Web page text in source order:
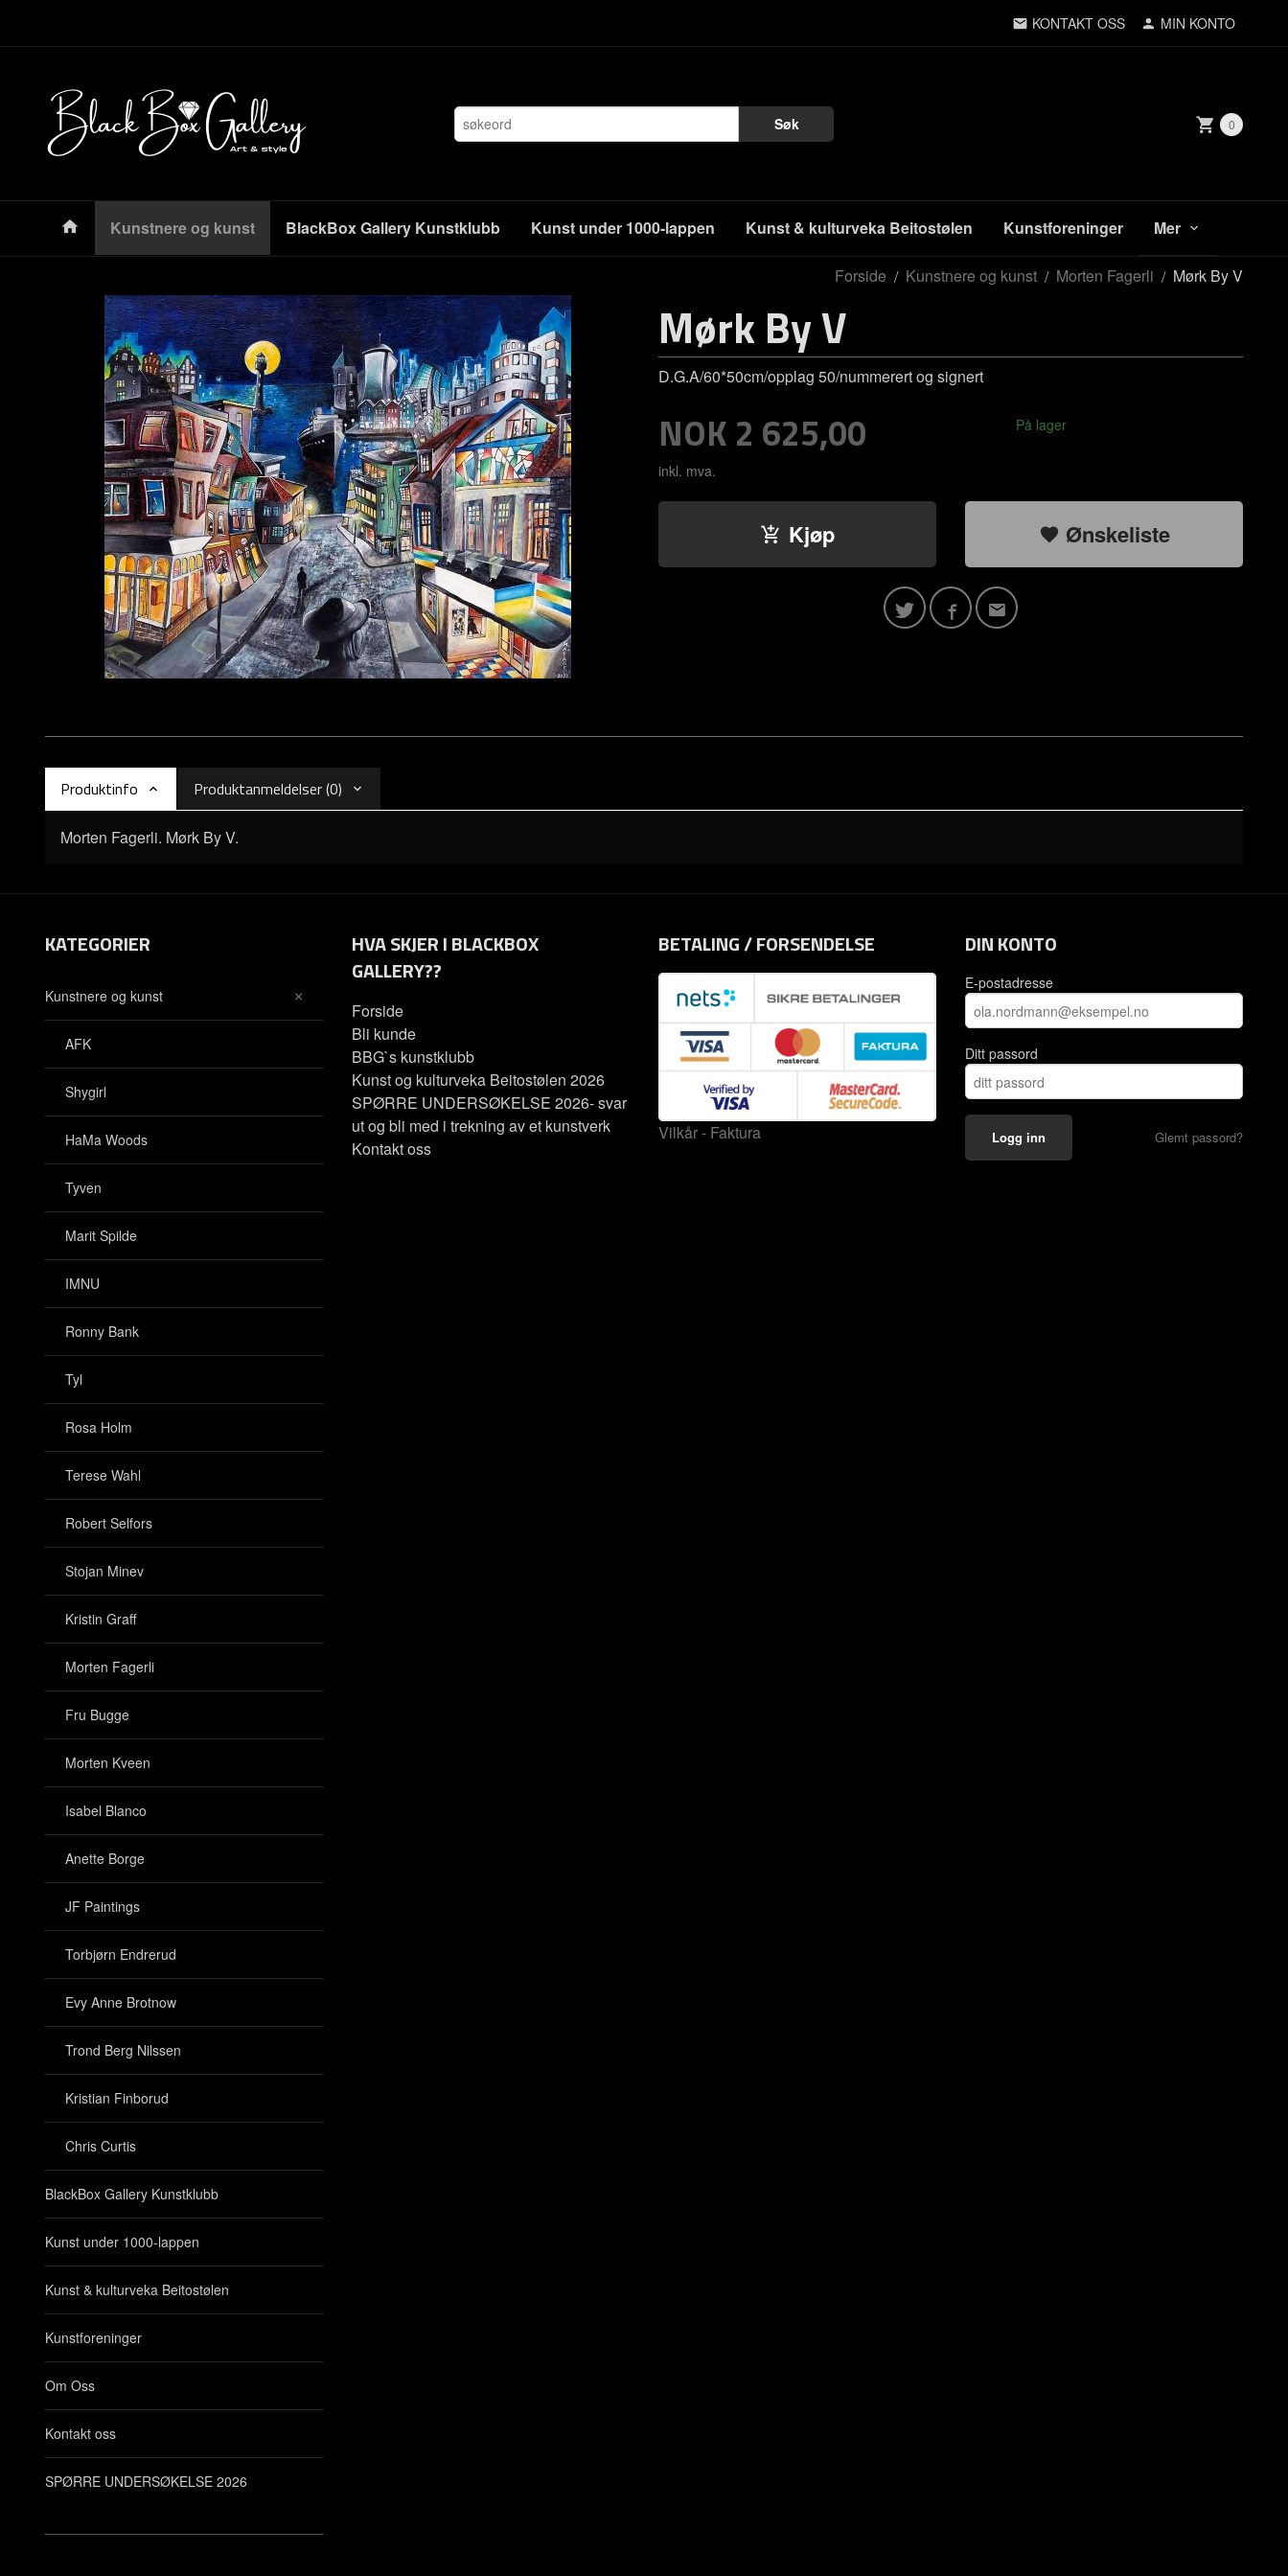
KONTAKT OSS MIN KONTO
Søk 0
Produkter
Kunstnere og kunst BlackBox Gallery Kunstklubb Kunst under 1000-lappen Kunst & kulturveka Beitostølen Kunstforeninger Mer
Forside Kunstnere og kunst Morten Fagerli Mørk By V
Mørk By V
D.G.A/60*50cm/opplag 50/nummerert og signert
Pris
NOK 2 625,00
inkl. mva.
På lager
Kjøp Ønskeliste
Produktinfo Produktanmeldelser (0)
Morten Fagerli. Mørk By V.
KATEGORIER
Kunstnere og kunst
AFK
Shygirl
HaMa Woods
Tyven
Marit Spilde
IMNU
Ronny Bank
Tyl
Rosa Holm
Terese Wahl
Robert Selfors
Stojan Minev
Kristin Graff
Morten Fagerli
Fru Bugge
Morten Kveen
Isabel Blanco
Anette Borge
JF Paintings
Torbjørn Endrerud
Evy Anne Brotnow
Trond Berg Nilssen
Kristian Finborud
Chris Curtis
BlackBox Gallery Kunstklubb
Kunst under 1000-lappen
Kunst & kulturveka Beitostølen
Kunstforeninger
Om Oss
Kontakt oss
SPØRRE UNDERSØKELSE 2026
HVA SKJER I BLACKBOX
GALLERY??
Forside
Bli kunde
BBG`s kunstklubb
Kunst og kulturveka Beitostølen 2026
SPØRRE UNDERSØKELSE 2026- svar
ut og bli med i trekning av et kunstverk
Kontakt oss
BETALING / FORSENDELSE
Vilkår - Faktura
DIN KONTO
E-postadresse
Ditt passord
Glemt passord?